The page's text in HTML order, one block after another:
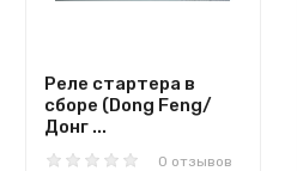
Реле стартера в
сборе (Dong Feng/
Донг ...
0 отзывов